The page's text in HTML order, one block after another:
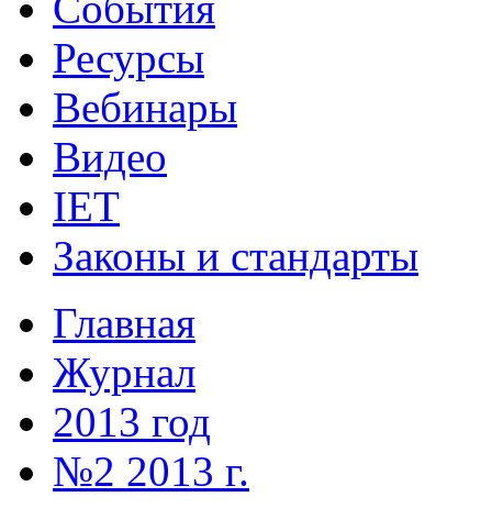
Ресурсы
Вебинары
Видео
IET
Законы и стандарты
Главная
Журнал
2013 год
№2 2013 г.